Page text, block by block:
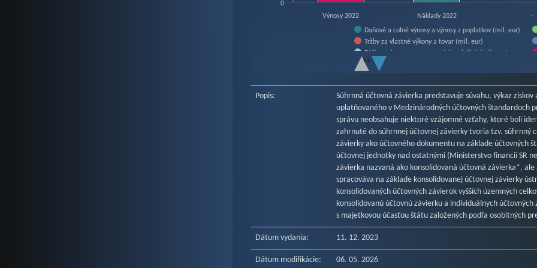
Daňové a colné výnosy a výnosy z poplatkov (mil. eur)
Tržby za vlastné výkony a tovar (mil. eur)
Zúčtovanie rezerv a opravných položiek (mil. eur)
Náklady na transfery (mil. eur)
Ostatné náklady na prevádzkovú činnosť (mil. eur)
Dane a poplatky (mil. eur)
1/4
Výnosy 2022 Náklady 2022 -
0
Popis:
Súhrnná účtovná závierka predstavuje súvahu, výkaz
uplatňovaného v Medzinárodných účtovných štandardoch
správu neobsahuje niektoré vzájomné vzťahy, ktoré boli
zahrnuté do súhrnnej účtovnej závierky tvoria tzv. súhrnný
závierky ako účtovného dokumentu na základe účtovných
účtovnej jednotky nad ostatnými (Ministerstvo financií SR
závierka nazvaná ako konsolidovaná účtovná závierka*,
spracováva na základe konsolidovanej účtovnej závierky
konsolidovaných účtovných závierok vyšších územných
konsolidovanú účtovnú závierku a individuálnych
s majetkovou účasťou štátu založených podľa osobitných
Dátum vydania: 11. 12. 2023
Dátum modifikácie: 06. 05. 2026